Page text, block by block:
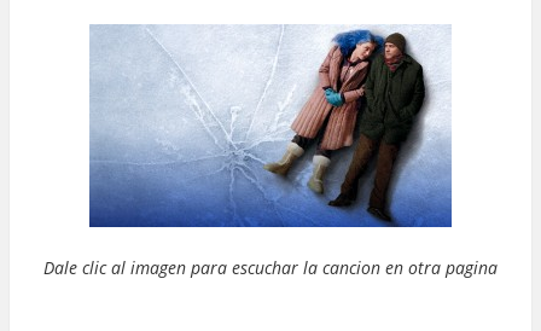
Dale clic al imagen para escuchar la cancion en otra pagina